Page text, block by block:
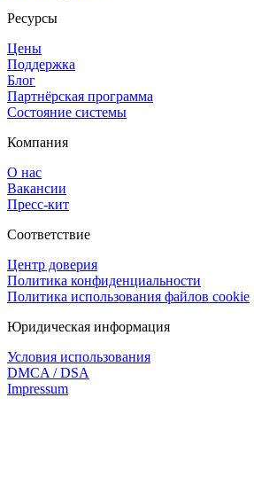
Ресурсы
Цены
Поддержка
Блог
Партнёрская программа
Состояние системы
Компания
О нас
Вакансии
Пресс-кит
Соответствие
Центр доверия
Политика конфиденциальности
Политика использования файлов cookie
Юридическая информация
Условия использования
DMCA / DSA
Impressum